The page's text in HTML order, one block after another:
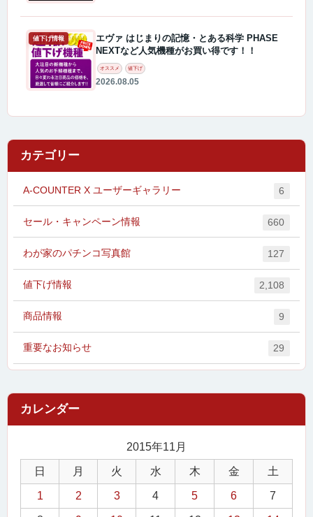
値下げ情報
エヴァ はじまりの記憶・とある科学 PHASE
NEXTなど人気機種がお買い得です！！
オススメ 値下げ
2026.08.05
カテゴリー
A-COUNTER X ユーザーギャラリー 6
セール・キャンペーン情報 660
わが家のパチンコ写真館 127
値下げ情報 2,108
商品情報 9
重要なお知らせ 29
2015年11月
日 月 火 水 木 金 土
1 2 3 4 5 6 7